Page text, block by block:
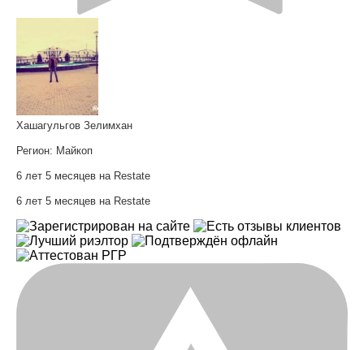
Хашагульгов Зелимхан
Регион: Майкоп
6 лет 5 месяцев на Restate
6 лет 5 месяцев на Restate